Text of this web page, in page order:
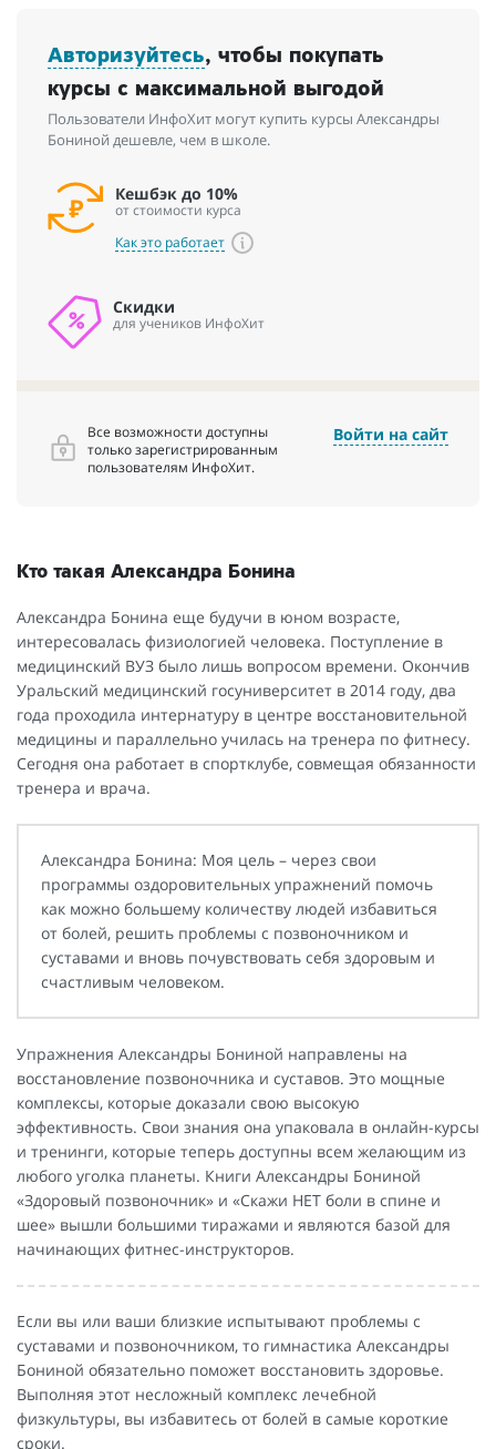
Авторизуйтесь, чтобы покупать
курсы с максимальной выгодой
Пользователи ИнфоХит могут купить курсы Александры
Бониной дешевле, чем в школе.
Кешбэк до 10%
от стоимости курса
Как это работает
Скидки
для учеников ИнфоХит
Все возможности доступны
только зарегистрированным
пользователям ИнфоХит.
Войти на сайт
Кто такая Александра Бонина
Александра Бонина еще будучи в юном возрасте,
интересовалась физиологией человека. Поступление в
медицинский ВУЗ было лишь вопросом времени. Окончив
Уральский медицинский госуниверситет в 2014 году, два
года проходила интернатуру в центре восстановительной
медицины и параллельно училась на тренера по фитнесу.
Сегодня она работает в спортклубе, совмещая обязанности
тренера и врача.
Александра Бонина: Моя цель – через свои
программы оздоровительных упражнений помочь
как можно большему количеству людей избавиться
от болей, решить проблемы с позвоночником и
суставами и вновь почувствовать себя здоровым и
счастливым человеком.
Упражнения Александры Бониной направлены на
восстановление позвоночника и суставов. Это мощные
комплексы, которые доказали свою высокую
эффективность. Свои знания она упаковала в онлайн-курсы
и тренинги, которые теперь доступны всем желающим из
любого уголка планеты. Книги Александры Бониной
«Здоровый позвоночник» и «Скажи НЕТ боли в спине и
шее» вышли большими тиражами и являются базой для
начинающих фитнес-инструкторов.
Если вы или ваши близкие испытывают проблемы с
суставами и позвоночником, то гимнастика Александры
Бониной обязательно поможет восстановить здоровье.
Выполняя этот несложный комплекс лечебной
физкультуры, вы избавитесь от болей в самые короткие
сроки.